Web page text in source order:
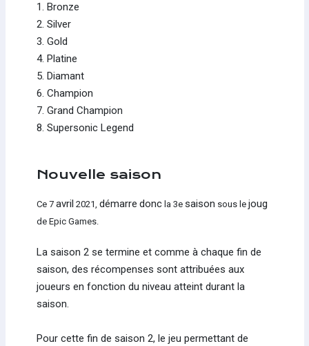
1. Bronze
2. Silver
3. Gold
4. Platine
5. Diamant
6. Champion
7. Grand Champion
8. Supersonic Legend
Nouvelle saison
Ce 7 avril 2021, démarre doncla 3e saison sous le joug
de Epic Games.
La saison 2 se termine et comme à chaque fin de
saison, des récompenses sont attribuées aux
joueurs en fonction du niveau atteint durant la
saison.
Pour cette fin de saison 2, le jeu permettant de